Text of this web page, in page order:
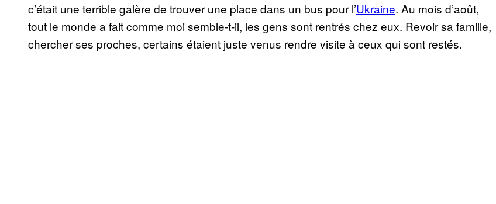
c’était une terrible galère de trouver une place dans un bus pour l’Ukraine. Au mois d’août,
tout le monde a fait comme moi semble-t-il, les gens sont rentrés chez eux. Revoir sa famille,
chercher ses proches, certains étaient juste venus rendre visite à ceux qui sont restés.